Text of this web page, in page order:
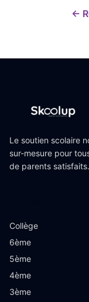
←
Le soutien scolaire
sur-mesure pour
de parents satisfaits.
Collège
6ème
5ème
4ème
3ème